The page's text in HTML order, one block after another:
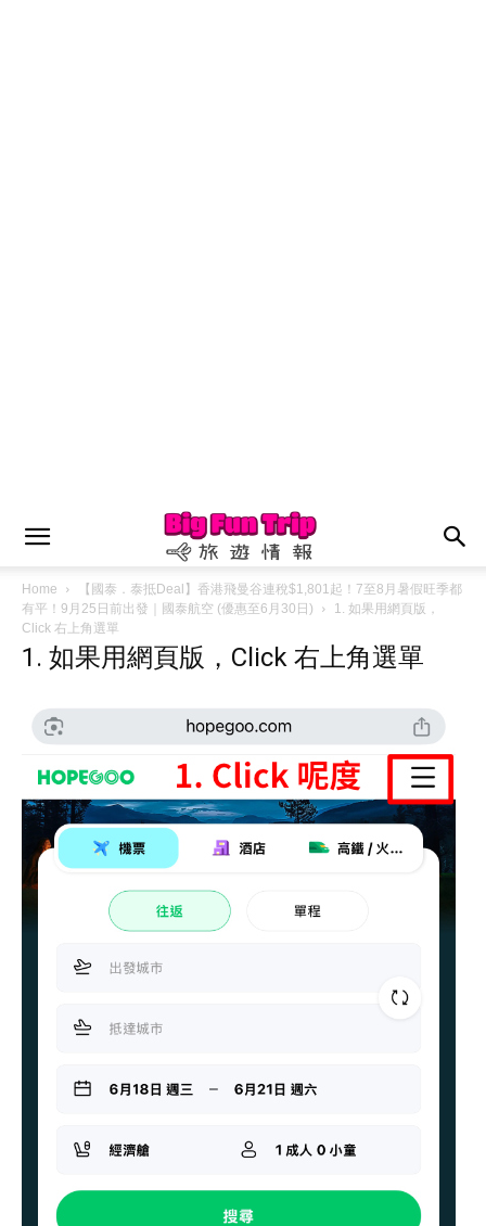
Home
【國泰．泰抵Deal】香港飛曼谷連稅$1,801起！7至8月暑假旺季都
有平！9月25日前出發｜國泰航空 (優惠至6月30日)
1. 如果用網頁版，
Click 右上角選單
1. 如果用網頁版，Click 右上角選單